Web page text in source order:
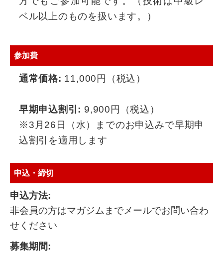
ベル以上のものを扱います。）
参加費
通常価格: 11,000円（税込）
早期申込割引: 9,900円（税込）
※3月26日（水）までのお申込みで早期申
込割引を適用します
申込・締切
申込方法:
非会員の方はマガジムまでメールでお問い合わ
せください
募集期間: